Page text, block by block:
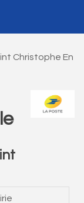
Christophe En